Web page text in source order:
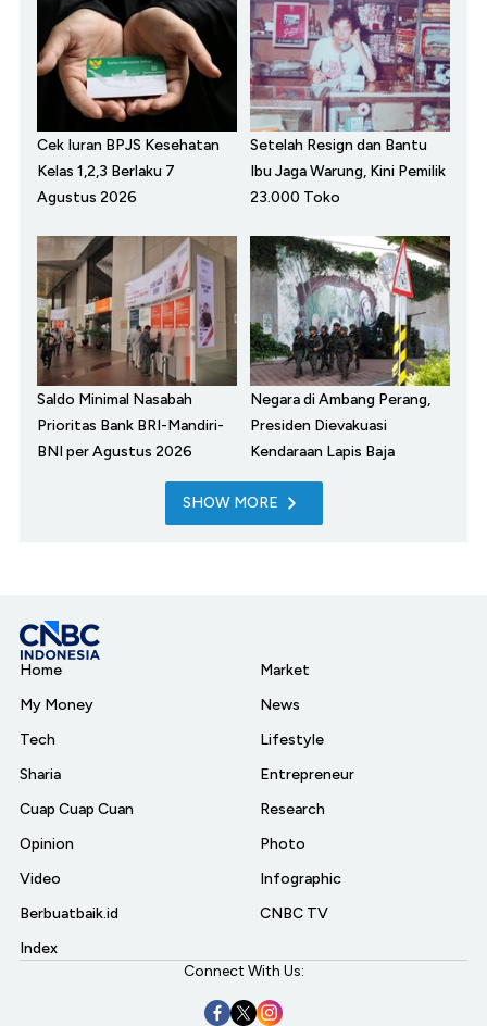
Cek Iuran BPJS Kesehatan
Kelas 1,2,3 Berlaku 7
Agustus 2026
Setelah Resign dan Bantu
Ibu Jaga Warung, Kini Pemilik
23.000 Toko
Saldo Minimal Nasabah
Prioritas Bank BRI-Mandiri-
BNI per Agustus 2026
Negara di Ambang Perang,
Presiden Dievakuasi
Kendaraan Lapis Baja
SHOW MORE
Home
My Money
Tech
Sharia
Cuap Cuap Cuan
Opinion
Video
Berbuatbaik.id
Index
Market
News
Lifestyle
Entrepreneur
Research
Photo
Infographic
CNBC TV
Connect With Us: